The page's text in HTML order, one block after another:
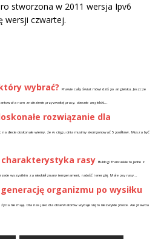
stworzona w 2011 wersja Ipv6
wersji czwartej.
wybrać? Prawie cały świat mówi dziś po angielsku. Jeszcze
nam znalezienie przyzwoitej pracy, obecnie angielski...
rozwiązanie dla
na diecie doskonale wiemy, że w ciągu dnia musimy skomponować 5 posiłków. Musza być
rasy Buldogi francuskie to jedne z
wszystkim za nieokiełznany temperament, radość i energię. Małe psy rasy...
organizmu po wysiłku
życia nie mają. Dla nas jako dla obserwatorów wydaje się to niezwykle proste. Ale prawda